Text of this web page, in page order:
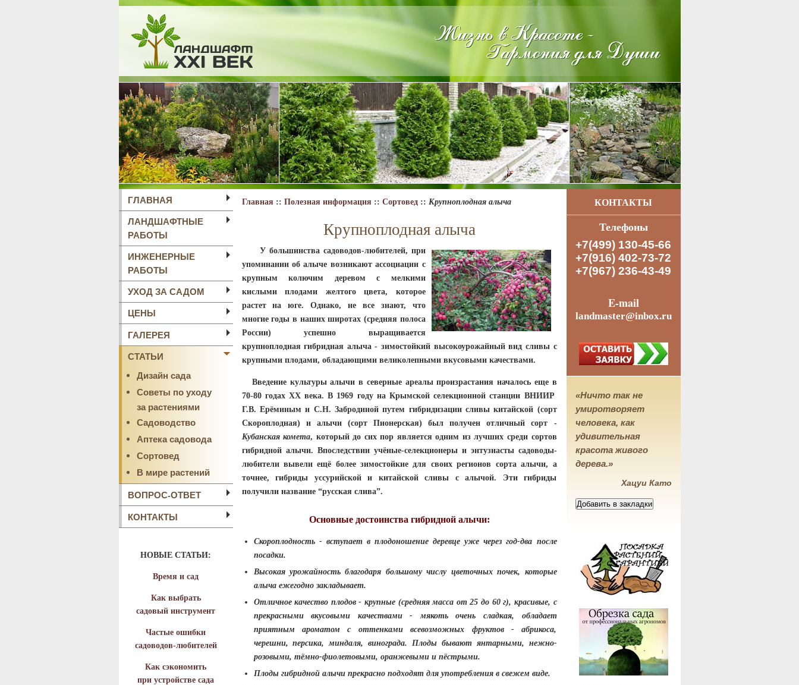
ГЛАВНАЯ
ЛАНДШАФТНЫЕ
РАБОТЫ
ИНЖЕНЕРНЫЕ
РАБОТЫ
УХОД ЗА САДОМ
ЦЕНЫ
ГАЛЕРЕЯ
СТАТЬИ
Дизайн сада
Советы по уходу
за растениями
Садоводство
Аптека садовода
Сортовед
В мире растений
ВОПРОС-ОТВЕТ
КОНТАКТЫ
НОВЫЕ СТАТЬИ:
Время и сад
Как выбрать
садовый инструмент
Частые ошибки
садоводов-любителей
Как сэкономить
при устройстве сада
Главная :: Полезная информация :: Сортовед:: Крупноплодная алыча
Крупноплодная алыча
У большинства садоводов-любителей, при
упоминании обалыче возникают ассоциации с
крупным колючим деревом с мелкими
кислыми плодами желтого цвета, которое
растет на юге. Однако, не все знают, что
многие годы в наших широтах (средняя полоса
России) успешно выращивается
крупноплодная гибридная алыча- зимостойкий высокоурожайный вид сливы с
крупными плодами, обладающими великолепными вкусовыми качествами.
Введение культуры алычи в северные ареалы произрастания началось еще в
70-80 годах ХХ века. В 1969 году на Крымской селекционной станции ВНИИР
Г.В. Ерёминым и С.Н. Забродиной путем гибридизации сливы китайской (сорт
Скороплодная) и алычи (сорт Пионерская) был получен отличный сорт -
Кубанская комета, который до сих пор является одним из лучших среди сортов
гибридной алычи. Впоследствии учёные-селекционеры и энтузиасты садоводы-
любители вывели ещё более зимостойкие для своих регионов сорта алычи, а
точнее, гибриды уссурийской и китайской сливы с алычой. Эти гибриды
получили название “русская слива”.
Основные достоинства гибридной алычи:
Скороплодность- вступает в плодоношение деревце уже через год-два после
посадки.
Высокая урожайностьблагодаря большому числу цветочных почек, которые
алыча ежегодно закладывает.
Отличное качество плодов- крупные (средняя масса от 25 до 60 г), красивые, с
прекрасными вкусовыми качествами - мякоть очень сладкая, обладает
приятным ароматом с оттенками всевозможных фруктов - абрикоса,
черешни, персика, миндаля, винограда. Плоды бывают янтарными, нежно-
розовыми, тёмно-фиолетовыми, оранжевыми и пёстрыми.
Плоды гибридной алычи прекрасно подходятдля употребления в свежем виде.
КОНТАКТЫ
Телефоны
+7(499) 130-45-66
+7(916) 402-73-72
+7(967) 236-43-49
E-mail
landmaster@inbox.ru
«Ничто так не
умиротворяет
человека, как
удивительная
красота живого
дерева.»
Хацуи Като